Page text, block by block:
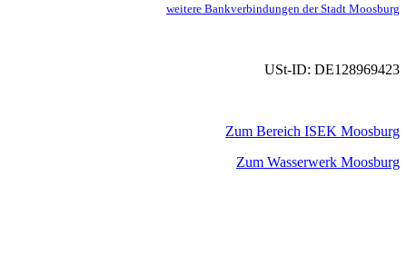
weitere Bankverbindungen der Stadt Moosburg
USt-ID: DE128969423
Zum Bereich ISEK Moosburg
Zum Wasserwerk Moosburg